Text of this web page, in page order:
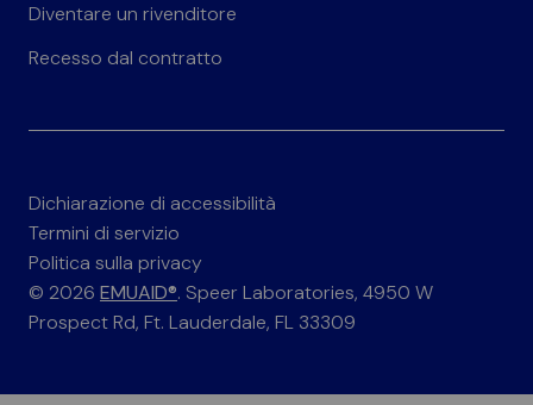
Diventare un rivenditore
Recesso dal contratto
Dichiarazione di accessibilità
Termini di servizio
Politica sulla privacy
© 2026 EMUAID®. Speer Laboratories, 4950 W
Prospect Rd, Ft. Lauderdale, FL 33309